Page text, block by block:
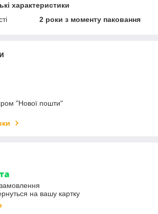
характеристики
2 роки з моменту паковання
"Нової пошти"
на вашу картку